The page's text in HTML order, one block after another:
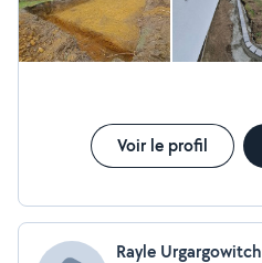
Voir le profil
Rayle Urgargowitch